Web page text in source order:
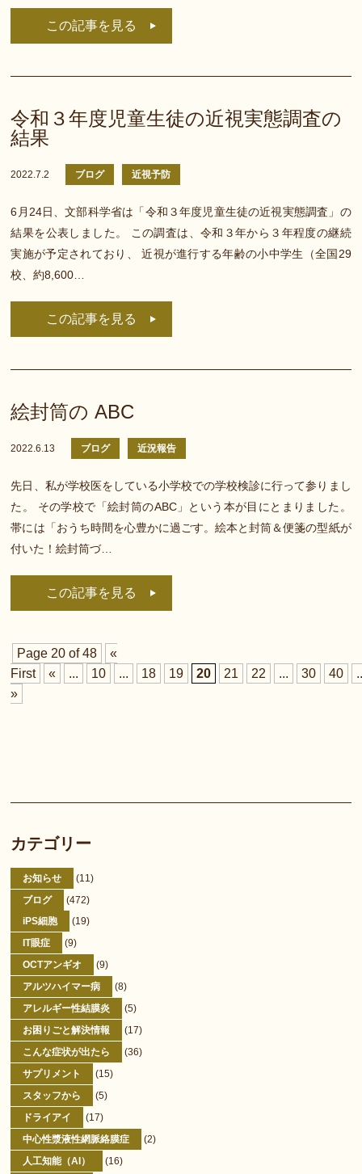
この記事を見る
令和３年度児童生徒の近視実態調査の
結果
2022.7.2 ブログ 近視予防
6月24日、文部科学省は「令和３年度児童生徒の近視実態調査」の
結果を公表しました。 この調査は、令和３年から３年程度の継続
実施が予定されており、 近視が進行する年齢の小中学生（全国29
校、約8,600…
この記事を見る
絵封筒の ABC
2022.6.13 ブログ 近況報告
先日、私が学校医をしている小学校での学校検診に行って参りまし
た。 その学校で「絵封筒のABC」という本が目にとまりました。
帯には「おうち時間を心豊かに過ごす。絵本と封筒＆便箋の型紙が
付いた！絵封筒づ…
この記事を見る
Page 20 of 48
«
First
« ... 10 ... 18 19 20 21 22 ... 30 40
»
カテゴリー
お知らせ
(11)
ブログ
(472)
iPS細胞
(19)
IT眼症
(9)
OCTアンギオ
(9)
アルツハイマー病
(8)
アレルギー性結膜炎
(5)
お困りごと解決情報
(17)
こんな症状が出たら
(36)
サプリメント
(15)
スタッフから
(5)
ドライアイ
(17)
中心性漿液性網脈絡膜症
(2)
人工知能（AI）
(16)